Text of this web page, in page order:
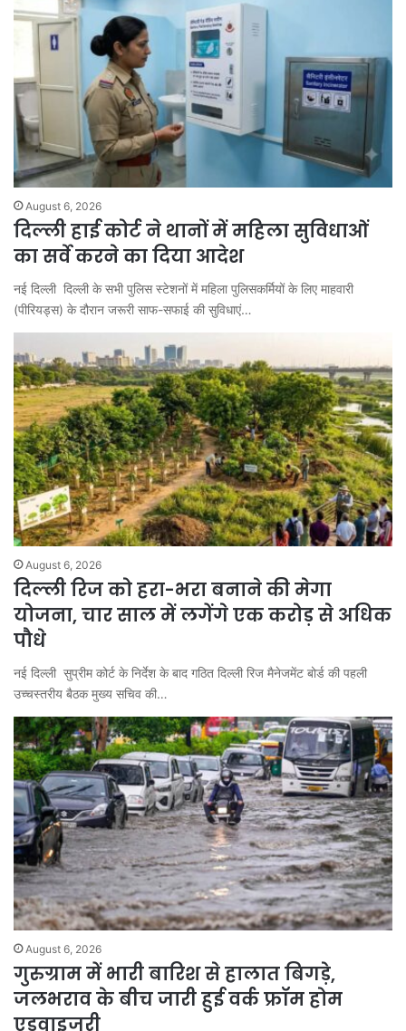
August 6, 2026
दिल्ली हाई कोर्ट ने थानों में महिला सुविधाओं
का सर्वे करने का दिया आदेश
नई दिल्ली दिल्ली के सभी पुलिस स्टेशनों में महिला पुलिसकर्मियों के लिए माहवारी
(पीरियड्स) के दौरान जरूरी साफ-सफाई की सुविधाएं…
August 6, 2026
दिल्ली रिज को हरा-भरा बनाने की मेगा
योजना, चार साल में लगेंगे एक करोड़ से अधिक
पौधे
नई दिल्ली सुप्रीम कोर्ट के निर्देश के बाद गठित दिल्ली रिज मैनेजमेंट बोर्ड की पहली
उच्चस्तरीय बैठक मुख्य सचिव की…
August 6, 2026
गुरुग्राम में भारी बारिश से हालात बिगड़े,
जलभराव के बीच जारी हुई वर्क फ्रॉम होम
एडवाइजरी